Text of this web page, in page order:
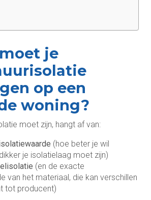
je
op een
woning?
moet zijn, hangt af van:
(hoe beter je wil
je isolatielaag moet zijn)
(en de exacte
van het materiaal, die kan verschillen
tot producent)